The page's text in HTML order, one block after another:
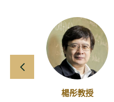
向左滑動
楊彤教授